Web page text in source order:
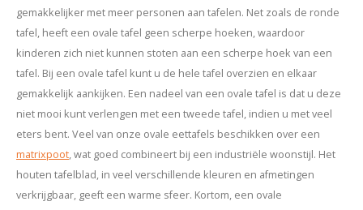
gemakkelijker met meer personen aan tafelen. Net zoals de ronde
tafel, heeft een ovale tafel geen scherpe hoeken, waardoor
kinderen zich niet kunnen stoten aan een scherpe hoek van een
tafel. Bij een ovale tafel kunt u de hele tafel overzien en elkaar
gemakkelijk aankijken. Een nadeel van een ovale tafel is dat u deze
niet mooi kunt verlengen met een tweede tafel, indien u met veel
eters bent. Veel van onze ovale eettafels beschikken over een
matrixpoot, wat goed combineert bij een industriële woonstijl. Het
houten tafelblad, in veel verschillende kleuren en afmetingen
verkrijgbaar, geeft een warme sfeer. Kortom, een ovale